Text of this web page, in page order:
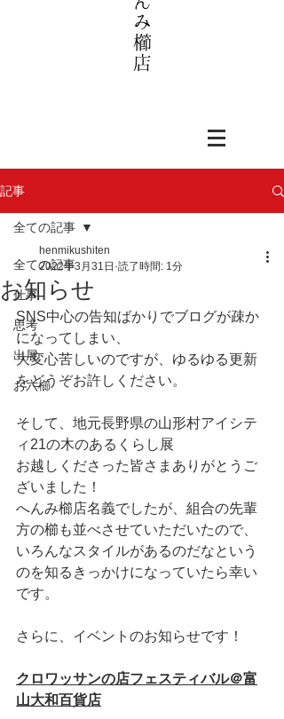
記事
全ての記事
仕事
思考
出展
お六櫛
全ての記事
お知らせ
henmikushiten
2022年3月31日 読了時間: 1分
SNS中心の告知ばかりでブログが疎か
になってしまい、
大変心苦しいのですが、ゆるゆる更新
をどうぞお許しください。
そして、地元長野県の山形村アイシテ
ィ21の木のあるくらし展
お越しくださった皆さまありがとうご
ざいました！
へんみ櫛店名義でしたが、組合の先輩
方の櫛も並べさせていただいたので、
いろんなスタイルがあるのだなという
のを知るきっかけになっていたら幸い
です。
さらに、イベントのお知らせです！
クロワッサンの店フェスティバル＠富
山大和百貨店